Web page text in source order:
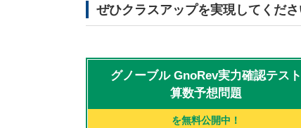
ぜひクラスアップを実現してくだ
グノーブル GnoRev実力確認テスト
算数予想問題
を無料公開中！